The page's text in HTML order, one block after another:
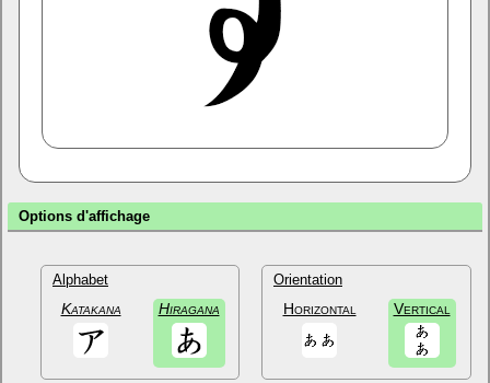
Options d'affichage
Alphabet
Katakana Hiragana
Orientation
Horizontal Vertical